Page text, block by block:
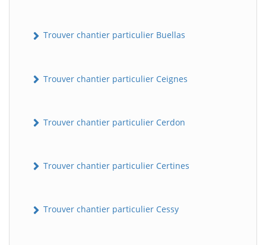
Trouver chantier particulier Buellas
Trouver chantier particulier Ceignes
Trouver chantier particulier Cerdon
Trouver chantier particulier Certines
Trouver chantier particulier Cessy